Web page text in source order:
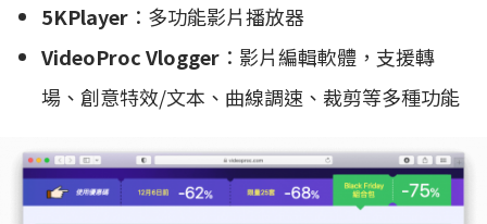
5KPlayer ：多功能影片播放器
VideoProc Vlogger ：影片編輯軟體，支援轉
場、創意特效/文本、曲線調速、裁剪等多種功能